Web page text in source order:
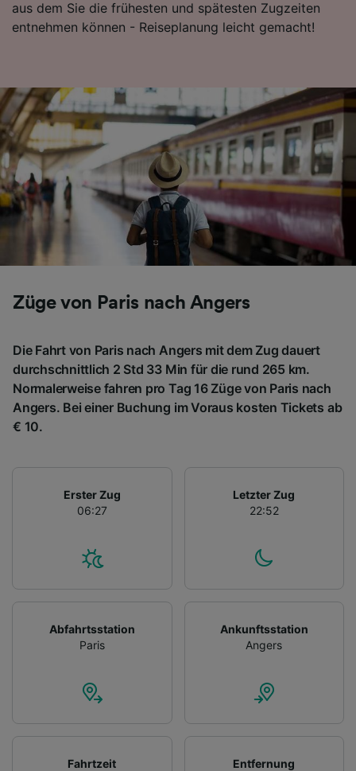
aus dem Sie die frühesten und spätesten Zugzeiten
entnehmen können - Reiseplanung leicht gemacht!
Züge von Paris nach Angers
Die Fahrt von Paris nach Angers mit dem Zug dauert
durchschnittlich 2 Std 33 Min für die rund 265 km.
Normalerweise fahren pro Tag 16 Züge von Paris nach
Angers. Bei einer Buchung im Voraus kosten Tickets ab
€ 10.
Erster Zug
06:27
Letzter Zug
22:52
Abfahrtsstation
Paris
Ankunftsstation
Angers
Fahrtzeit
Entfernung
Folgendes bereitzustellen:
Verwendung genauer Standortdaten.
Personalisierte Werbung und Inhalte, Messung
von Werbeleistung und der Performance von
Inhalten, Zielgruppenforschung sowie
Entwicklung und Verbesserung von
Angeboten.
Liste der Partner (Lieferanten)